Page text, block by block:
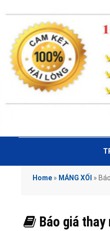
Home » MÁNG XỐI »
Báo giá thay